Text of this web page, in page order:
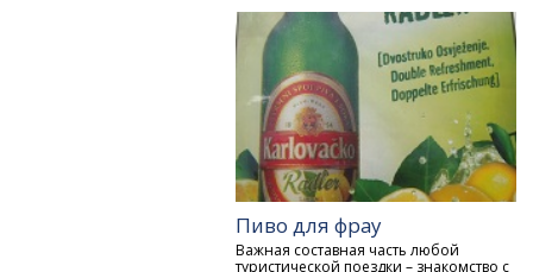
Пиво для фрау
Важная составная часть любой
туристической поездки – знакомство с